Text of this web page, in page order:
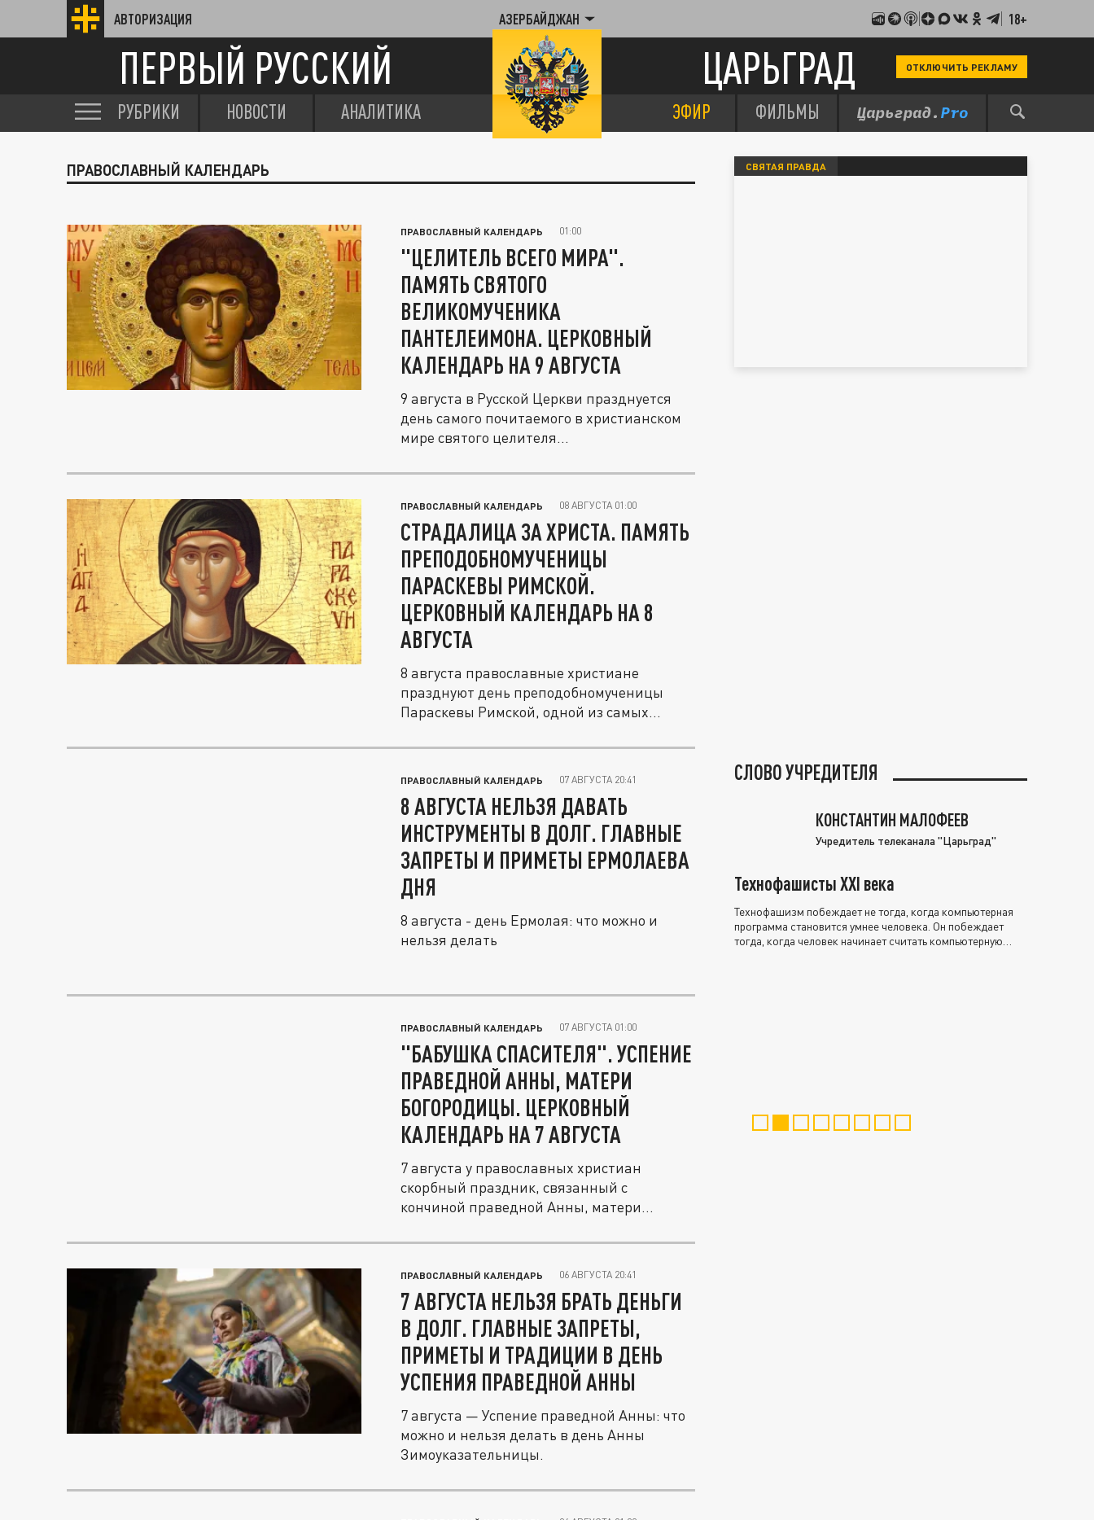
АВТОРИЗАЦИЯ АЗЕРБАЙДЖАН 18+
ПЕРВЫЙ РУССКИЙ ЦАРЬГРАД ОТКЛЮЧИТЬ РЕКЛАМУ
РУБРИКИ НОВОСТИ АНАЛИТИКА ЭФИР ФИЛЬМЫ
ПРАВОСЛАВНЫЙ КАЛЕНДАРЬ
ПРАВОСЛАВНЫЙ КАЛЕНДАРЬ 01:00
"ЦЕЛИТЕЛЬ ВСЕГО МИРА".
ПАМЯТЬ СВЯТОГО
ВЕЛИКОМУЧЕНИКА
ПАНТЕЛЕИМОНА. ЦЕРКОВНЫЙ
КАЛЕНДАРЬ НА 9 АВГУСТА
9 августа в Русской Церкви празднуется
день самого почитаемого в христианском
мире святого целителя...
ПРАВОСЛАВНЫЙ КАЛЕНДАРЬ 08 АВГУСТА 01:00
СТРАДАЛИЦА ЗА ХРИСТА. ПАМЯТЬ
ПРЕПОДОБНОМУЧЕНИЦЫ
ПАРАСКЕВЫ РИМСКОЙ.
ЦЕРКОВНЫЙ КАЛЕНДАРЬ НА 8
АВГУСТА
8 августа православные христиане
празднуют день преподобномученицы
Параскевы Римской, одной из самых...
ПРАВОСЛАВНЫЙ КАЛЕНДАРЬ 07 АВГУСТА 20:41
8 АВГУСТА НЕЛЬЗЯ ДАВАТЬ
ИНСТРУМЕНТЫ В ДОЛГ. ГЛАВНЫЕ
ЗАПРЕТЫ И ПРИМЕТЫ ЕРМОЛАЕВА
ДНЯ
8 августа - день Ермолая: что можно и
нельзя делать
ПРАВОСЛАВНЫЙ КАЛЕНДАРЬ 07 АВГУСТА 01:00
"БАБУШКА СПАСИТЕЛЯ". УСПЕНИЕ
ПРАВЕДНОЙ АННЫ, МАТЕРИ
БОГОРОДИЦЫ. ЦЕРКОВНЫЙ
КАЛЕНДАРЬ НА 7 АВГУСТА
7 августа у православных христиан
скорбный праздник, связанный с
кончиной праведной Анны, матери
ПРАВОСЛАВНЫЙ КАЛЕНДАРЬ 06 АВГУСТА 20:41
7 АВГУСТА НЕЛЬЗЯ БРАТЬ ДЕНЬГИ
В ДОЛГ. ГЛАВНЫЕ ЗАПРЕТЫ,
ПРИМЕТЫ И ТРАДИЦИИ В ДЕНЬ
УСПЕНИЯ ПРАВЕДНОЙ АННЫ
7 августа — Успение праведной Анны: что
можно и нельзя делать в день Анны
Зимоуказательницы.
СВЯТАЯ ПРАВДА
СЛОВО УЧРЕДИТЕЛЯ
КОНСТАНТИН МАЛОФЕЕВ
Учредитель телеканала "Царьград"
Технофашисты XXI века
Технофашизм побеждает не тогда, когда компьютерная
программа становится умнее человека. Он побеждает
тогда, когда человек начинает считать компьютерную